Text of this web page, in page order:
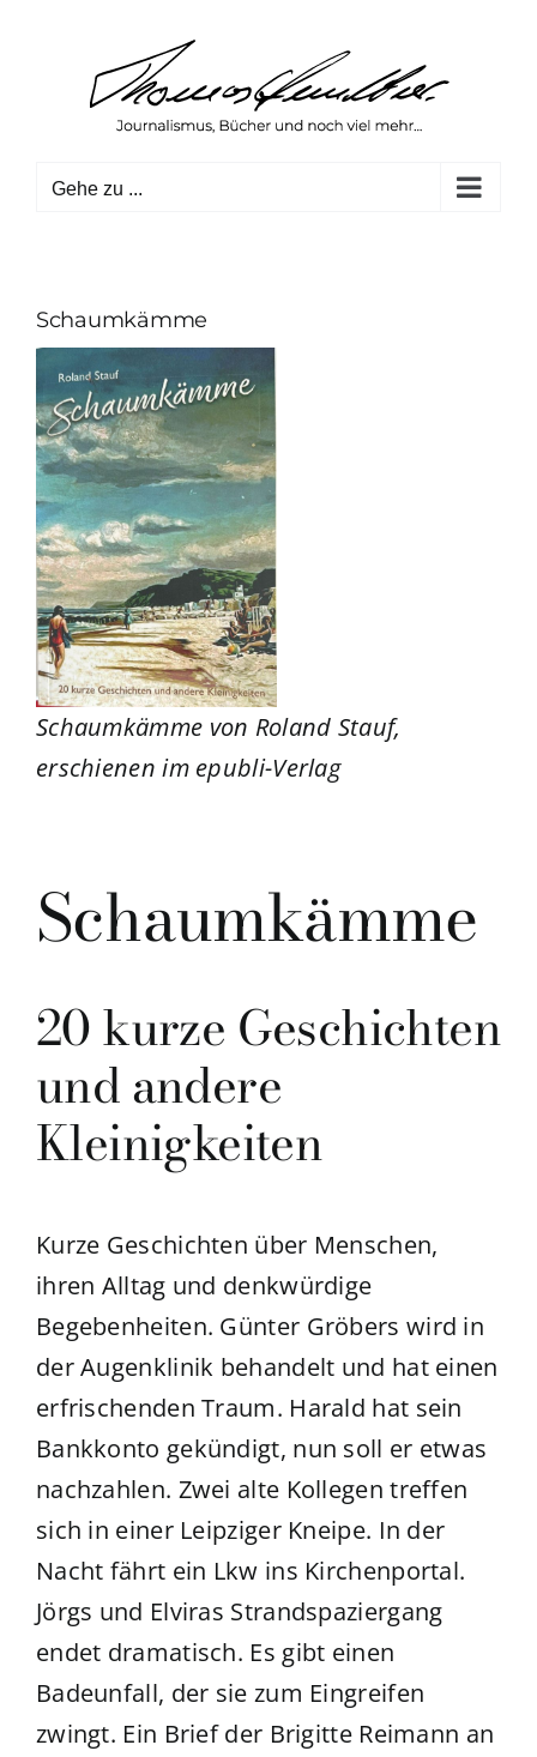
springen
Gehe zu ...
Schaumkämme
Schaumkämme von Roland Stauf,
erschienen im epubli-Verlag
Schaumkämme
20 kurze Geschichten
und andere
Kleinigkeiten
Kurze Geschichten über Menschen,
ihren Alltag und denkwürdige
Begebenheiten. Günter Gröbers wird in
der Augenklinik behandelt und hat einen
erfrischenden Traum. Harald hat sein
Bankkonto gekündigt, nun soll er etwas
nachzahlen. Zwei alte Kollegen treffen
sich in einer Leipziger Kneipe. In der
Nacht fährt ein Lkw ins Kirchenportal.
Jörgs und Elviras Strandspaziergang
endet dramatisch. Es gibt einen
Badeunfall, der sie zum Eingreifen
zwingt. Ein Brief der Brigitte Reimann an